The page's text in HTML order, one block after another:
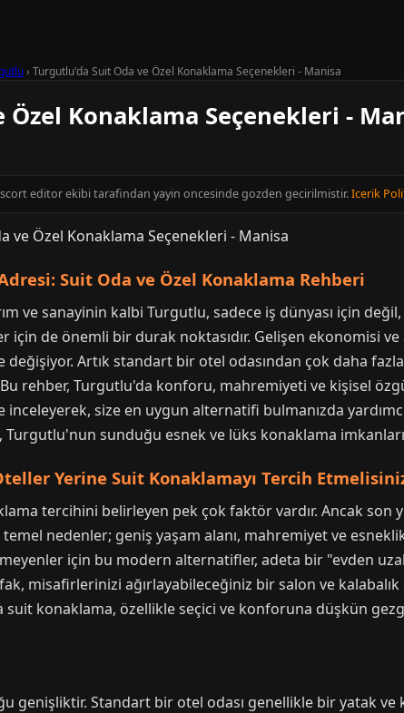
› Turgutlu'da Suit Oda ve Özel Konaklama Seçenekleri - Manisa
Konaklama Seçenekleri -
editor ekibi tarafindan yayin oncesinde gozden gecirilmistir.Icerik
Suit Oda ve Özel Konaklama Rehberi
ve sanayinin kalbi Turgutlu, sadece iş dünyası için
için de önemli bir durak noktasıdır. Gelişen ekonomisi
Artık standart bir otel odasından çok daha
Bu rehber, Turgutlu'da konforu, mahremiyeti ve kişisel
size en uygun alternatifi bulmanızda
sunduğu esnek ve lüks konaklama
Yerine Suit Konaklamayı Tercih
tercihini belirleyen pek çok faktör vardır. Ancak son
nedenler; geniş yaşam alanı, mahremiyet ve
için bu modern alternatifler, adeta bir "evden
misafirlerinizi ağırlayabileceğiniz bir salon ve
konaklama, özellikle seçici ve konforuna düşkün
genişliktir. Standart bir otel odası genellikle bir yatak ve